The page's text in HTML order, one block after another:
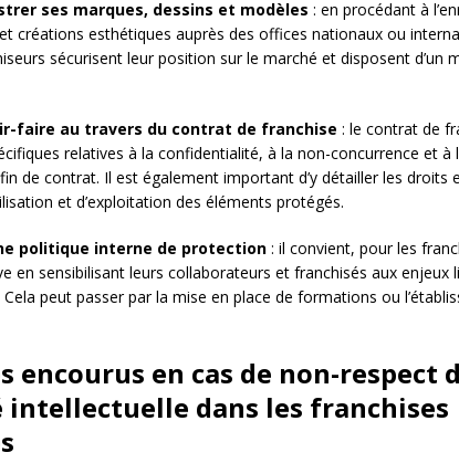
ses marques, dessins et modèles : en procédant à
créations esthétiques auprès des offices nationaux ou
sécurisent leur position sur le marché et disposent d’un
faire au travers du contrat de franchise : le contrat de
relatives à la confidentialité, à la non-concurrence et à
de contrat. Il est également important d’y détailler les droits
et d’exploitation des éléments protégés.
politique interne de protection : il convient, pour les
en sensibilisant leurs collaborateurs et franchisés aux enjeux
peut passer par la mise en place de formations ou
encourus en cas de non-respect
intellectuelle dans les franchises